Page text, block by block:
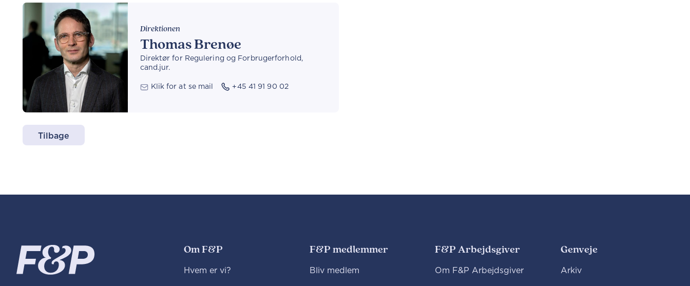
Direktionen
Thomas Brenøe
Direktør for Regulering og Forbrugerforhold,
cand.jur.
Klik for at se mail +45 41 91 90 02
Tilbage
Om F&P
Hvem er vi?
F&P medlemmer
Bliv medlem
F&P Arbejdsgiver
Om F&P Arbejdsgiver
Genveje
Arkiv